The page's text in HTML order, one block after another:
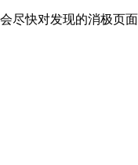
快对发现的消极页